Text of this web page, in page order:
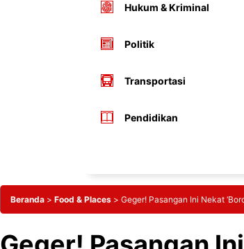
Hukum & Kriminal
Politik
Transportasi
Pendidikan
Beranda > Food & Places > Geger! Pasangan Ini Nekat